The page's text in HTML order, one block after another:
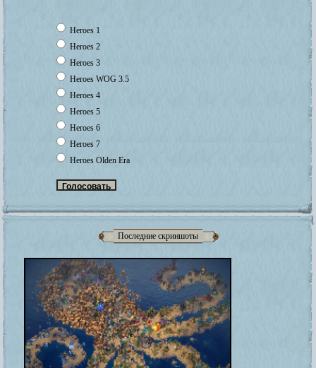
Heroes 1
Heroes 2
Heroes 3
Heroes WOG 3.5
Heroes 4
Heroes 5
Heroes 6
Heroes 7
Heroes Olden Era
Последние скриншоты